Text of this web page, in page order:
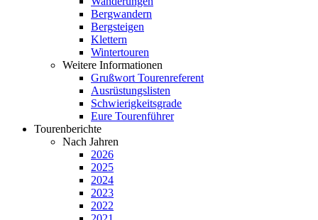
Bergwandern
Bergsteigen
Klettern
Wintertouren
Weitere Informationen
Grußwort Tourenreferent
Ausrüstungslisten
Schwierigkeitsgrade
Eure Tourenführer
Tourenberichte
Nach Jahren
2026
2025
2024
2023
2022